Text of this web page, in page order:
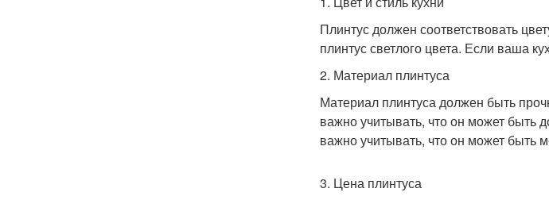
Плинтус должен соответствовать
плинтус светлого цвета. Если ваша
2. Материал плинтуса
Материал плинтуса должен быть
важно учитывать, что он может быть
важно учитывать, что он может быть
3. Цена плинтуса